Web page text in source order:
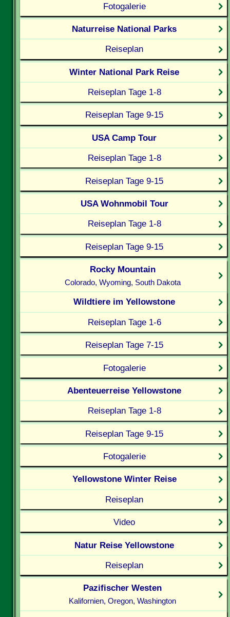
Fotogalerie
Naturreise National Parks
Reiseplan
Winter National Park Reise
Reiseplan Tage 1-8
Reiseplan Tage 9-15
USA Camp Tour
Reiseplan Tage 1-8
Reiseplan Tage 9-15
USA Wohnmobil Tour
Reiseplan Tage 1-8
Reiseplan Tage 9-15
Rocky Mountain
Colorado, Wyoming, South Dakota
Wildtiere im Yellowstone
Reiseplan Tage 1-6
Reiseplan Tage 7-15
Fotogalerie
Abenteuerreise Yellowstone
Reiseplan Tage 1-8
Reiseplan Tage 9-15
Fotogalerie
Yellowstone Winter Reise
Reiseplan
Video
Natur Reise Yellowstone
Reiseplan
Pazifischer Westen
Kalifornien, Oregon, Washington